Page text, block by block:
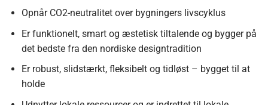
Opnår CO2-neutralitet over bygningers livscyklus
Er funktionelt, smart og æstetisk tiltalende og bygger på
det bedste fra den nordiske designtradition
Er robust, slidstærkt, fleksibelt og tidløst – bygget til at
holde